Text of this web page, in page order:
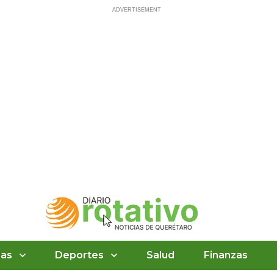
Deportes Salud Finanzas